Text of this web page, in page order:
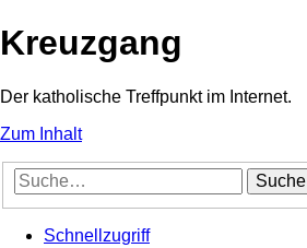
Kreuzgang
Der katholische Treffpunkt im Internet.
Zum Inhalt
Suche
Schnellzugriff